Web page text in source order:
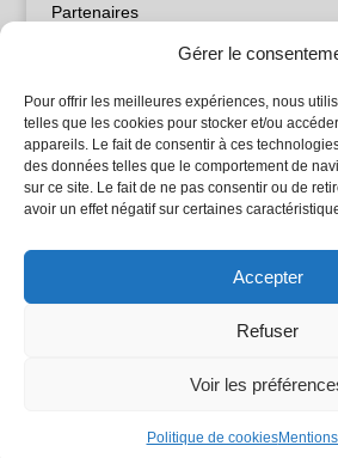
Gérer le
Pour offrir les meilleures expériences, nous
telles que les cookies pour stocker et/ou
appareils. Le fait de consentir à ces
des données telles que le comportement de
sur ce site. Le fait de ne pas consentir ou de
avoir un effet négatif sur certaines
Accepter
Refuser
Voir les
Politique de cookies
Partenaires
Politique de confidentialité
Sites partenaires
5Façades
Atrium Patrimoine
L'Atelier Bois
© Batijournal 2024